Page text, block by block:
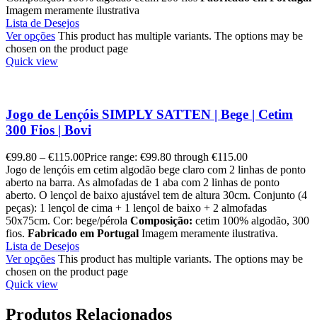
Imagem meramente ilustrativa
Lista de Desejos
Ver opções This product has multiple variants. The options may be
chosen on the product page
Quick view
Jogo de Lençóis SIMPLY SATTEN | Bege | Cetim
300 Fios | Bovi
€99.80 – €115.00Price range: €99.80 through €115.00
Jogo de lençóis em cetim algodão bege claro com 2 linhas de ponto
aberto na barra. As almofadas de 1 aba com 2 linhas de ponto
aberto. O lençol de baixo ajustável tem de altura 30cm. Conjunto (4
peças): 1 lençol de cima + 1 lençol de baixo + 2 almofadas
50x75cm. Cor: bege/pérola Composição: cetim 100% algodão, 300
fios. Fabricado em Portugal Imagem meramente ilustrativa.
Lista de Desejos
Ver opções This product has multiple variants. The options may be
chosen on the product page
Quick view
Produtos Relacionados